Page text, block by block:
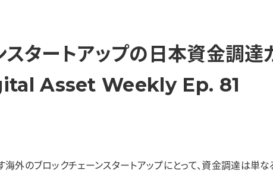
スタートアップの日本資金調
Asset Weekly Ep. 81
外のブロックチェーンスタートアップにとって、資金調達は単